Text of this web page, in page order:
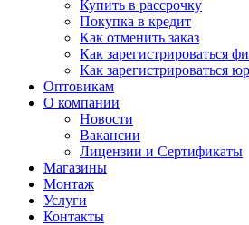
Купить в рассрочку
Покупка в кредит
Как отменить заказ
Как зарегистрироваться
Как зарегистрироваться
Оптовикам
О компании
Новости
Вакансии
Лицензии и Сертификаты
Магазины
Монтаж
Услуги
Контакты